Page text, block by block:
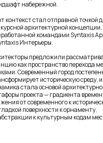
предложили
как пространство перехода
Современный город
историческую среду,
стала основой
проекта — градиента
от современного к
поверхности к орнаменту,
к культурным кодам
контекст стал отправной точкой
архитектурной концепции,
командами Syntaxis
Интерьеры.
набережной.